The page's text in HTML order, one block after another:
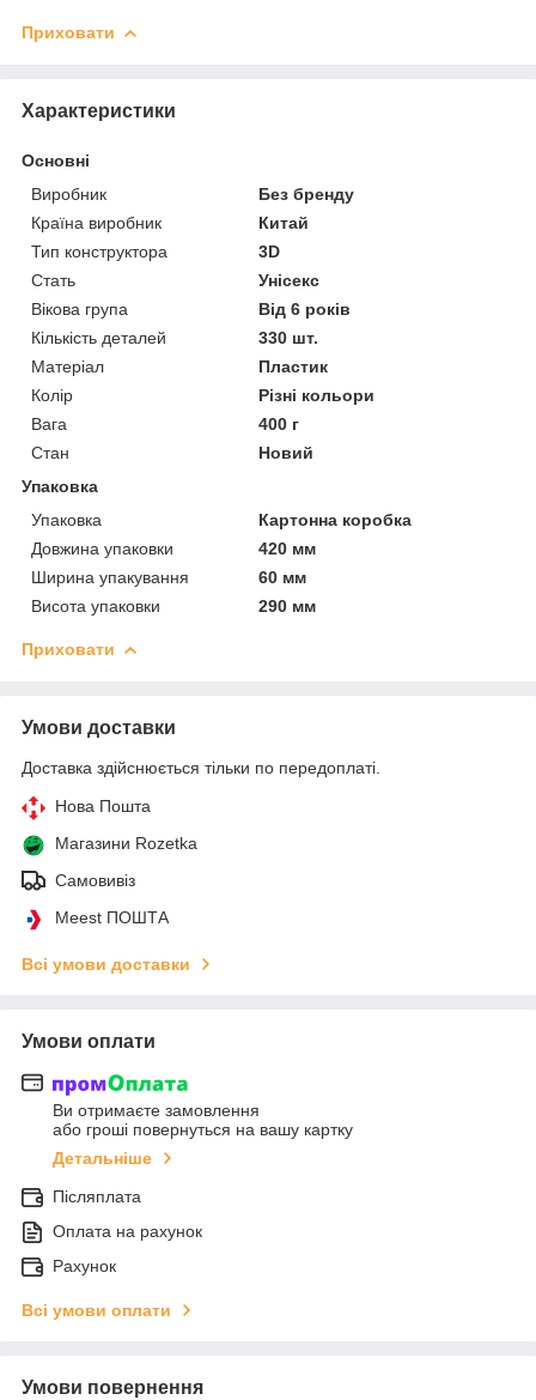
Приховати
Характеристики
Основні
Виробник
Без бренду
Країна виробник
Китай
Тип конструктора
3D
Стать
Унісекс
Вікова група
Від 6 років
Кількість деталей
330 шт.
Матеріал
Пластик
Колір
Різні кольори
Вага
400 г
Стан
Новий
Упаковка
Упаковка
Картонна коробка
Довжина упаковки
420 мм
Ширина упакування
60 мм
Висота упаковки
290 мм
Приховати
Умови доставки
Доставка здійснюється тільки по передоплаті.
Нова Пошта
Магазини Rozetka
Самовивіз
Meest ПОШТА
Всі умови доставки
Умови оплати
Ви отримаєте замовлення
або гроші повернуться на вашу картку
Детальніше
Післяплата
Оплата на рахунок
Рахунок
Всі умови оплати
Умови повернення